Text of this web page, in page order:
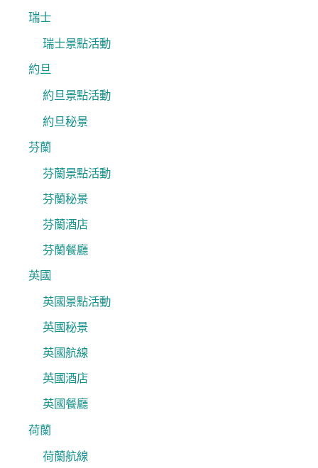
瑞士
瑞士景點活動
約旦
約旦景點活動
約旦秘景
芬蘭
芬蘭景點活動
芬蘭秘景
芬蘭酒店
芬蘭餐廳
英國
英國景點活動
英國秘景
英國航線
英國酒店
英國餐廳
荷蘭
荷蘭航線